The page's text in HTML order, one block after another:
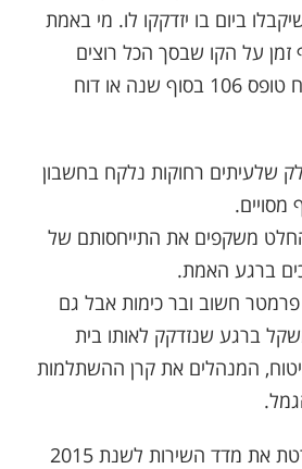
ביום בו יזדקקו לו. מי באמת
זמן על הקו שבסך הכל רוצים
לדעת מדוע לא נשלח טופס 106 בסוף שנה או דוח
שלעיתים רחוקות נלקח בחשבון
מסויים.
משקפים את התייחסותם של
ברגע האמת.
פרמטר חשוב ובר כימות אבל גם
ברגע שנזדקק לאותו בית
המנהלים את קרן ההשתלמות
לפניכם טבלה המפרטת את מדד השירות לשנת 2015